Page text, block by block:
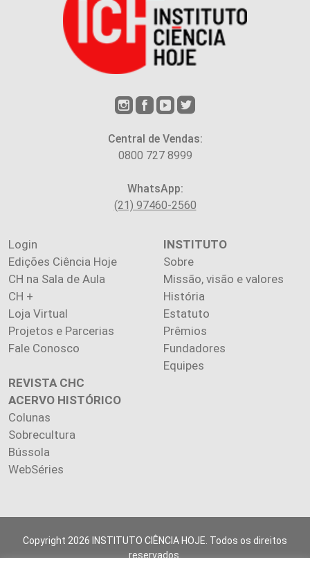
Central de Vendas:
0800 727 8999
WhatsApp:
(21) 97460-2560
Login
Edições Ciência Hoje
CH na Sala de Aula
CH +
Loja Virtual
Projetos e Parcerias
Fale Conosco
INSTITUTO
Sobre
Missão, visão e valores
História
Estatuto
Prêmios
Fundadores
Equipes
REVISTA CHC
ACERVO HISTÓRICO
Colunas
Sobrecultura
Bússola
WebSéries
Copyright 2026 INSTITUTO CIÊNCIA HOJE. Todos os direitos
reservados.